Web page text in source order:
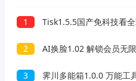
1 Tisk1.5.5国产免科技看
2 AI换脸1.02 解锁会员无限制无
3 霁川多能箱1.0.0 万能工具箱内置